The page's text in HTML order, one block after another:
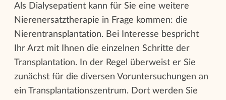
Als Dialysepatient kann für Sie eine weitere
Nierenersatztherapie in Frage kommen: die
Nierentransplantation. Bei Interesse bespricht
Ihr Arzt mit Ihnen die einzelnen Schritte der
Transplantation. In der Regel überweist er Sie
zunächst für die diversen Voruntersuchungen an
ein Transplantationszentrum. Dort werden Sie